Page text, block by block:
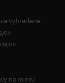
vyhradené
na mieru